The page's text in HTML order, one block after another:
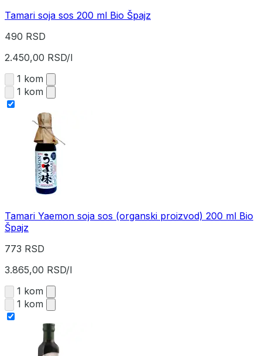
Tamari soja sos 200 ml Bio Špajz
490 RSD
2.450,00 RSD/l
1 kom
1 kom
Tamari Yaemon soja sos (organski proizvod) 200 ml Bio
Špajz
773 RSD
3.865,00 RSD/l
1 kom
1 kom